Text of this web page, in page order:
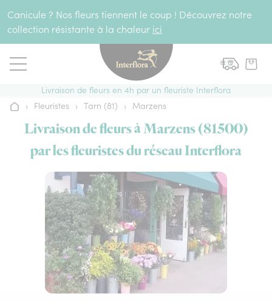
Canicule ? Nos fleurs tiennent le coup ! Découvrez notre
collection résistante à la chaleur ici
Livraison de fleurs en 4h par un fleuriste Interflora
Accueil
› Fleuristes › Tarn (81) › Marzens
Livraison de fleurs à Marzens (81500)
par les fleuristes du réseau Interflora